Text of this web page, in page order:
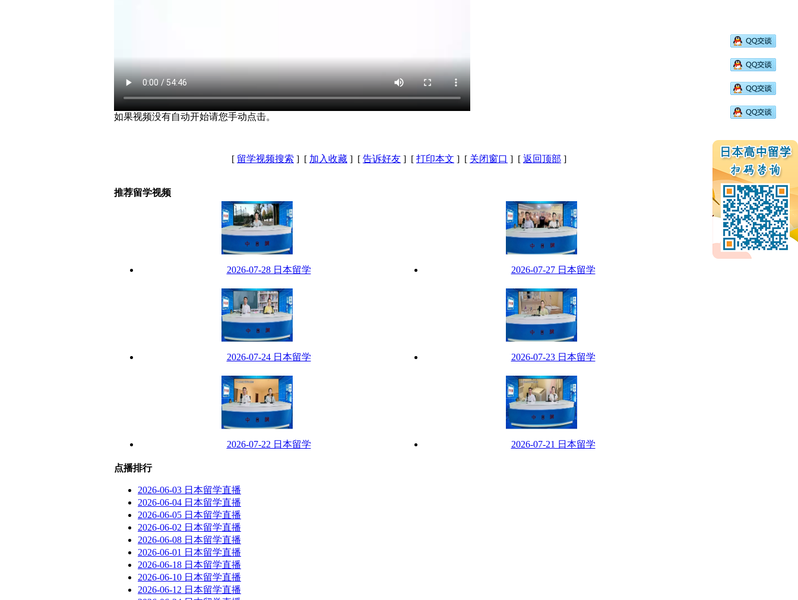
如果视频没有自动开始请您手动点击。
[ 留学视频搜索 ] [ 加入收藏 ] [ 告诉好友 ] [ 打印本文 ] [ 关闭窗口 ] [ 返回顶部 ]
推荐留学视频
2026-07-28 日本留学 2026-07-27 日本留学
2026-07-24 日本留学 2026-07-23 日本留学
2026-07-22 日本留学 2026-07-21 日本留学
点播排行
2026-06-03 日本留学直播
2026-06-04 日本留学直播
2026-06-05 日本留学直播
2026-06-02 日本留学直播
2026-06-08 日本留学直播
2026-06-01 日本留学直播
2026-06-18 日本留学直播
2026-06-10 日本留学直播
2026-06-12 日本留学直播